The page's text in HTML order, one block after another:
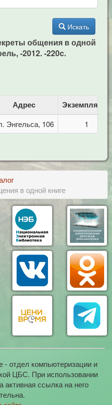
Искать
общения в одной
-2012. -220c.
Адрес Экземпляров
Энгельса, 106 1
в одной книге
- отдел компьютеризации и
ЦБС. При использовании
активная ссылка на него